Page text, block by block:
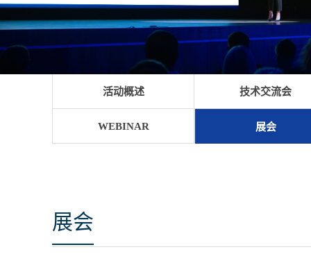
活动概述 技术交流会
WEBINAR 展会
展会